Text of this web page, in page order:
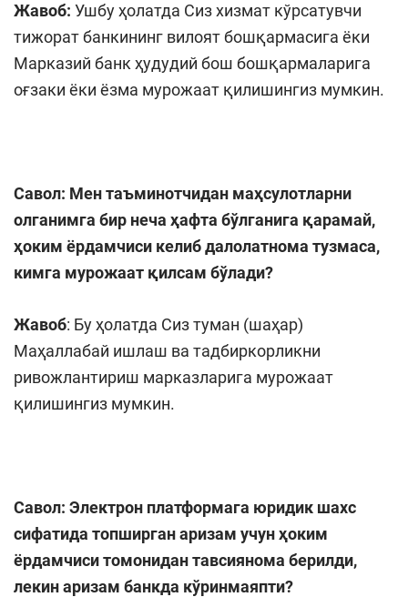
Жавоб: Ушбу ҳолатда Сиз хизмат кўрсатувчи
тижорат банкининг вилоят бошқармасига ёки
Марказий банк ҳудудий бош бошқармаларига
оғзаки ёки ёзма мурожаат қилишингиз мумкин.
Савол: Мен таъминотчидан маҳсулотларни
олганимга бир неча ҳафта бўлганига қарамай,
ҳоким ёрдамчиси келиб далолатнома тузмаса,
кимга мурожаат қилсам бўлади?
Жавоб: Бу ҳолатда Сиз туман (шаҳар)
Маҳаллабай ишлаш ва тадбиркорликни
ривожлантириш марказларига мурожаат
қилишингиз мумкин.
Савол: Электрон платформага юридик шахс
сифатида топширган аризам учун ҳоким
ёрдамчиси томонидан тавсиянома берилди,
лекин аризам банкда кўринмаяпти?